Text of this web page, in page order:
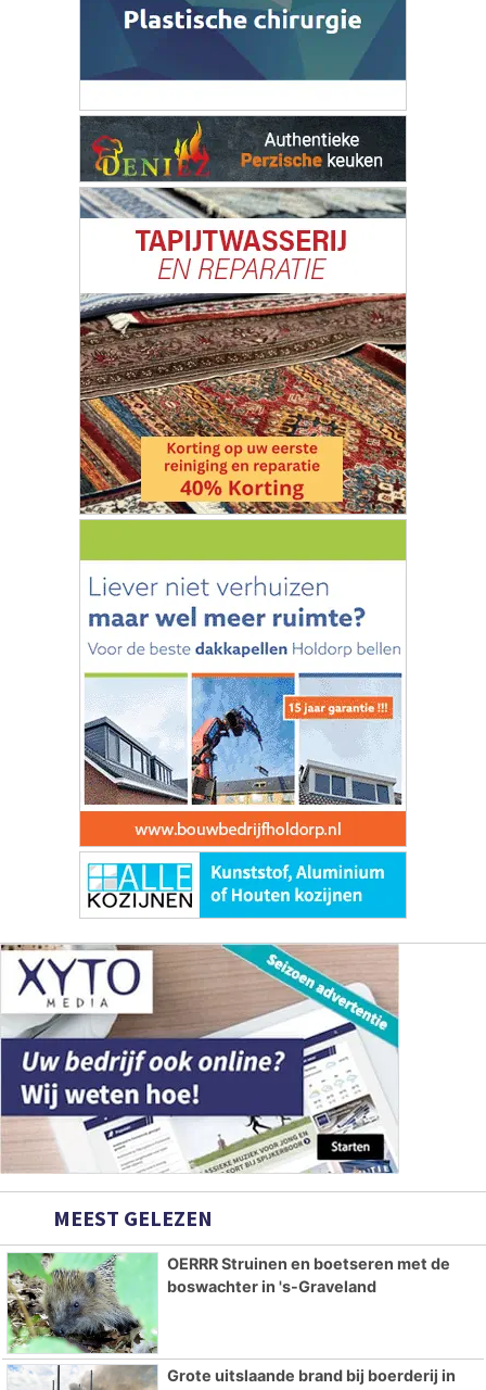
MEEST GELEZEN
OERRR Struinen en boetseren met de
boswachter in 's-Graveland
Grote uitslaande brand bij boerderij in